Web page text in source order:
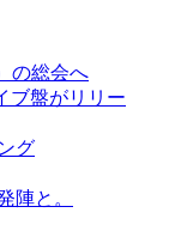
の総会へ
ブ盤がリリー
グ
陣と。